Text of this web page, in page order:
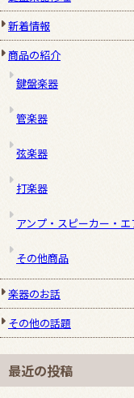
新着情報
商品の紹介
鍵盤楽器
管楽器
弦楽器
打楽器
アンプ・スピーカー・
その他商品
楽器のお話
その他の話題
最近の投稿